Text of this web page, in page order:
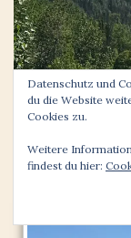
Datenschutz und
du die Website
Cookies zu.
Weitere
findest du hier: